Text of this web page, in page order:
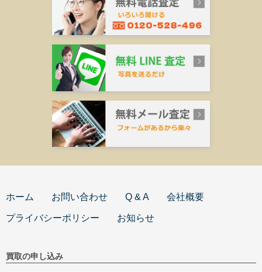
ホーム お問い合わせ Q & A 会社概要
プライバシーポリシー お知らせ
買取の申し込み